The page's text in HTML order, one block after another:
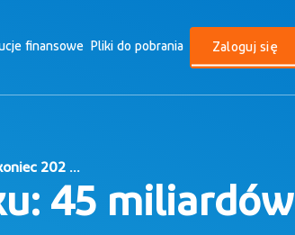
finansowe Pliki do pobrania Zaloguj się
202 ...
45 miliardów